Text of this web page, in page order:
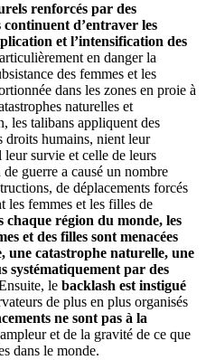
renforcés par des
d’entraver les
et l’intensification des
en danger la
des femmes et les
dans les zones en proie à
naturelles et
les talibans appliquent des
droits humains, nient leur
leur survie et celle de leurs
guerre a causé un nombre
de déplacements forcés
les femmes et les filles de
chaque région du monde, les
et des filles sont menacées
une catastrophe naturelle, une
systématiquement par des
le backlash est instigué
de plus en plus organisés
ne sont pas à la
et de la gravité de ce que
dans le monde.